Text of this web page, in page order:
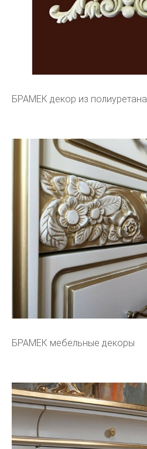
БРАМЕК декор из полиуретана
БРАМЕК мебельные декоры